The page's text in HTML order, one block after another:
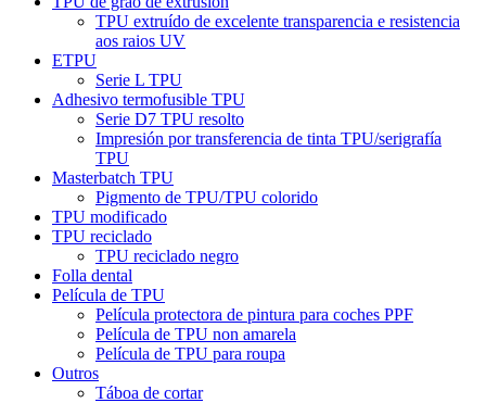
TPU extruído de excelente transparencia e resistencia
aos raios UV
ETPU
Serie L TPU
Adhesivo termofusible TPU
Serie D7 TPU resolto
Impresión por transferencia de tinta TPU/serigrafía
TPU
Masterbatch TPU
Pigmento de TPU/TPU colorido
TPU modificado
TPU reciclado
TPU reciclado negro
Folla dental
Película de TPU
Película protectora de pintura para coches PPF
Película de TPU non amarela
Película de TPU para roupa
Outros
Táboa de cortar